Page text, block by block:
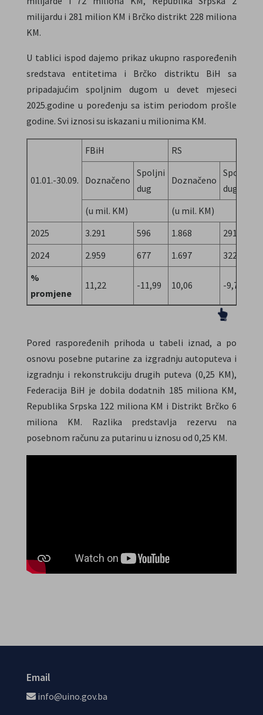
milijardu i 281 milion KM i Brčko distrikt 228 miliona
KM.
U tablici ispod dajemo prikaz ukupno raspoređenih
sredstava entitetima i Brčko distriktu BiH sa
pripadajućim spoljnim dugom u devet mjeseci
2025.godine u poređenju sa istim periodom prošle
godine. Svi iznosi su iskazani u milionima KM.
01.01.-30.09.
FBiH RS
Doznačeno
Spoljni
dug
Doznačeno
Spoljni
dug
(u mil. KM) (u mil. KM)
2025
3.291 596 1.868 291
2024
2.959 677 1.697 322
%
promjene
11,22 -11,99 10,06 -9,76
Pored raspoređenih prihoda u tabeli iznad, a po
osnovu posebne putarine za izgradnju autoputeva i
izgradnju i rekonstrukciju drugih puteva (0,25 KM),
Federacija BiH je dobila dodatnih 185 miliona KM,
Republika Srpska 122 miliona KM i Distrikt Brčko 6
miliona KM. Razlika predstavlja rezervu na
posebnom računu za putarinu u iznosu od 0,25 KM.
Email
info@uino.gov.ba